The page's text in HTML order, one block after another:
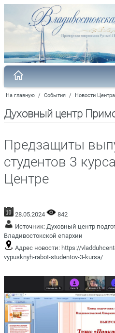
На главную / События / Новости
Духовный центр
Предзащиты
студентов 3
Центре
28.05.2024
842
Источник: Духовный центр
Владивостокской епархии
Адрес новости: https://
vypusknyh-rabot-studentov-3-kursa/